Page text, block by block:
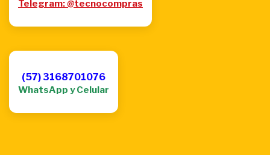
Telegram: @tecnocompras
(57) 3168701076
WhatsApp y Celular